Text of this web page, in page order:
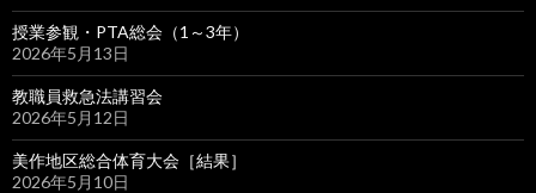
授業参観・PTA総会（1～3年）
2026年5月13日
教職員救急法講習会
2026年5月12日
美作地区総合体育大会［結果］
2026年5月10日